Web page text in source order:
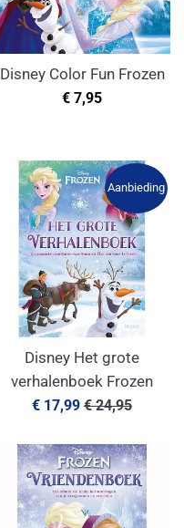
Disney Color Fun Frozen
Normale
€ 7,95
Disney Het grote
verhalenboek Frozen
Aanbiedingsprijs
€ 17,99 Normale
€ 24,95
Aanbieding